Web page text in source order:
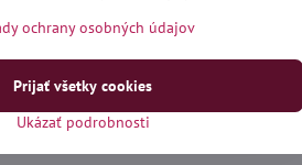
ochrany osobných údajov
Ukázať podrobnosti
Prijať všetky cookies